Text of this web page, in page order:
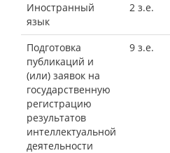
Иностранный
язык
2 з.е.
Подготовка
публикаций и
(или) заявок на
государственную
регистрацию
результатов
интеллектуальной
деятельности
9 з.е.